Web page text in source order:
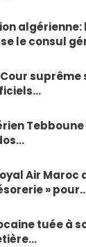
algérienne:
le consul
suprême
Tebboune
Air Maroc
»
tuée à